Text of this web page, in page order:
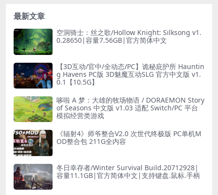
最新文章
空洞骑士：丝之歌/Hollow Knight: Silksong v1.
0.28650|容量7.56GB|官方简体中文
【3D互动/官中/全动态/PC】诡秘庇护所 Hauntin
g Havens PC版 3D魅魔互动SLG 官方中文版 v1.
0.1【10.5G】
哆啦 A 梦：大雄的牧场物语 / DORAEMON Story
of Seasons 中文版 v1.03 适配 Switch/PC 平台
模拟经营类游戏
《辐射4》师爷整合V2.0 次世代终极版 PC单机M
OD整合包 211G全内容
冬日幸存者/Winter Survival Build.20712928|
容量11.1GB|官方简体中文|支持键盘.鼠标.手柄